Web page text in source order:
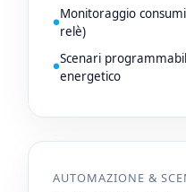
Monitoraggio
relè)
Scenari
energetico
AUTOMAZIONE &